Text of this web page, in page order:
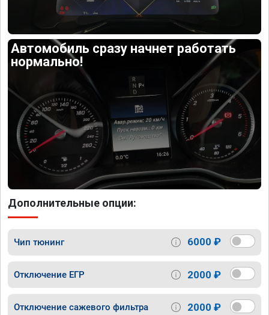
Автомобиль сразу начнет работать
нормально!
Дополнительные опции:
Чип тюнинг 6000 ₽
Отключение ЕГР 2000 ₽
Отключение сажевого фильтра 2000 ₽